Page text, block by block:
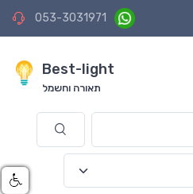
053-3031971
Best-light
תאורה וחשמל